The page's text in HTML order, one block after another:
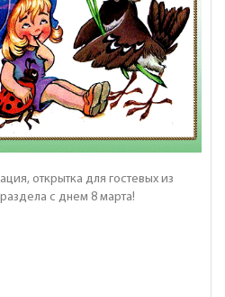
открытка для гостевых из
с днем 8 марта!